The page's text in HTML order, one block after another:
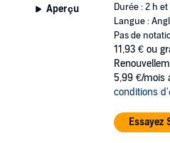
Aperçu
Durée : 2 h
Langue :
Pas de
11,93 € ou
5,99 €/mois
conditions